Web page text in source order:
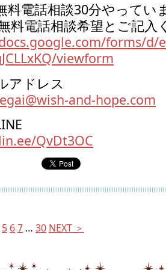
料電話相談30分やってい
料電話相談希望とご記入
forms/d/
viewform
アドレス
and-hope.com
QvDt3OC
5 67 … 30 NEXT ＞